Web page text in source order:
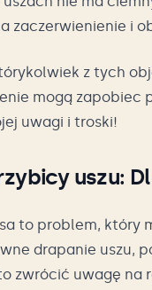
zaczerwienienie i
z tych
mogą zapobiec
uwagi i troski!
uszu:
to problem, który
drapanie uszu,
zwrócić uwagę na